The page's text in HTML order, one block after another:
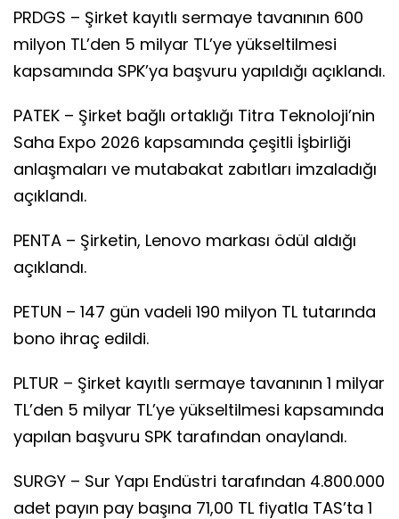
PRDGS – Şirket kayıtlı sermaye tavanının 600
milyon TL’den 5 milyar TL’ye yükseltilmesi
kapsamında SPK’ya başvuru yapıldığı açıklandı.
PATEK – Şirket bağlı ortaklığı Titra Teknoloji’nin
Saha Expo 2026 kapsamında çeşitli İşbirliği
anlaşmaları ve mutabakat zabıtları imzaladığı
açıklandı.
PENTA – Şirketin, Lenovo markası ödül aldığı
açıklandı.
PETUN – 147 gün vadeli 190 milyon TL tutarında
bono ihraç edildi.
PLTUR – Şirket kayıtlı sermaye tavanının 1 milyar
TL’den 5 milyar TL’ye yükseltilmesi kapsamında
yapılan başvuru SPK tarafından onaylandı.
SURGY – Sur Yapı Endüstri tarafından 4.800.000
adet payın pay başına 71,00 TL fiyatla TAS’ta 1